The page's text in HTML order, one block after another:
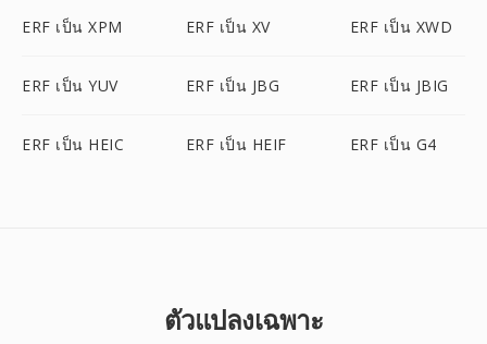
ERF เป็น XPM ERF เป็น XV ERF เป็น XWD
ERF เป็น YUV ERF เป็น JBG ERF เป็น JBIG
ERF เป็น HEIC ERF เป็น HEIF ERF เป็น G4
ตัวแปลงเฉพาะ